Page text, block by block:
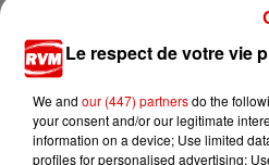
Ardennes -
monde, fête ses
Le respect de votre vie
We and our (447) partnersdo the
your consent and/or our legitimate
information on a device; Use limited
profiles for personalised advertising;